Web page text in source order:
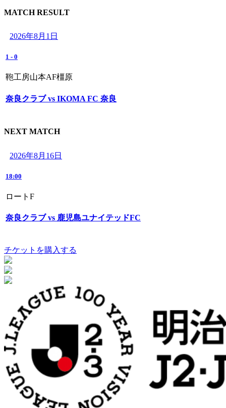
MATCH RESULT
2026年8月1日
1 - 0
鞄工房山本AF橿原
奈良クラブ vs IKOMA FC 奈良
NEXT MATCH
2026年8月16日
18:00
ロートF
奈良クラブ vs 鹿児島ユナイテッドFC
チケットを購入する